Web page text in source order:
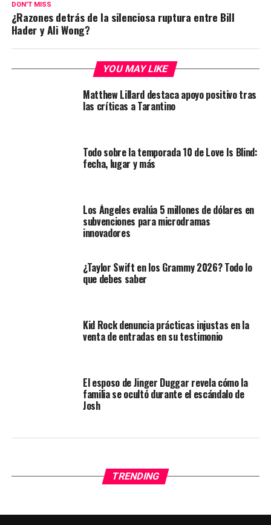
DON'T MISS
¿Razones detrás de la silenciosa ruptura entre Bill
Hader y Ali Wong?
YOU MAY LIKE
Matthew Lillard destaca apoyo positivo tras
las críticas a Tarantino
Todo sobre la temporada 10 de Love Is Blind:
fecha, lugar y más
Los Ángeles evalúa 5 millones de dólares en
subvenciones para microdramas
innovadores
¿Taylor Swift en los Grammy 2026? Todo lo
que debes saber
Kid Rock denuncia prácticas injustas en la
venta de entradas en su testimonio
El esposo de Jinger Duggar revela cómo la
familia se ocultó durante el escándalo de
Josh
TRENDING